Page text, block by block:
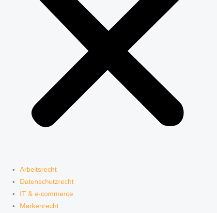
Arbeitsrecht
Datenschutzrecht
IT & e-commerce
Markenrecht